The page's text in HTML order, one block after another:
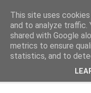
Orissaare
Toimkond on kõigile
This site uses
and to analyze traffic.
shared with Google
metrics to ensure
statistics, and to